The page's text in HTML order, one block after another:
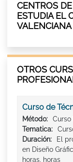
CENTROS
ESTUDIA EL
VALENCIANA
OTROS
Curso de
Método:
Curso
Tematica:
Duración:
El
en Diseño
horas. horas